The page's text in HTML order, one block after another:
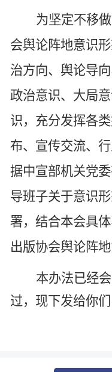
为坚定不移
会舆论阵地意识
治方向、舆论导
政治意识、大局
识，充分发挥各
布、宣传交流、
据中宣部机关党
导班子关于意识
署，结合本会具
出版协会舆论阵
本办法已经
过， 现下发给你